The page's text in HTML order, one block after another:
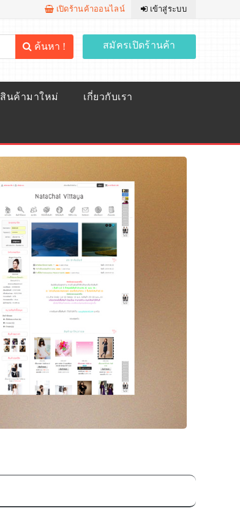
เปิดร้านค้าออนไลน์ เข้าสู่ระบบ
ค้นหา ! สมัครเปิดร้านค้า
สินค้ามาใหม่ เกี่ยวกับเรา